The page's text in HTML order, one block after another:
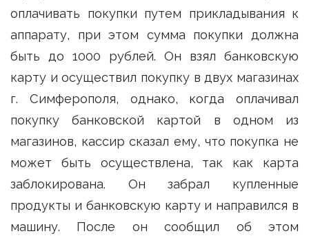
оплачивать покупки путем прикладывания к
аппарату, при этом сумма покупки должна
быть до 1000 рублей. Он взял банковскую
карту и осуществил покупку в двух магазинах
г. Симферополя, однако, когда оплачивал
покупку банковской картой в одном из
магазинов, кассир сказал ему, что покупка не
может быть осуществлена, так как карта
заблокирована. Он забрал купленные
продукты и банковскую карту и направился в
машину. После он сообщил об этом